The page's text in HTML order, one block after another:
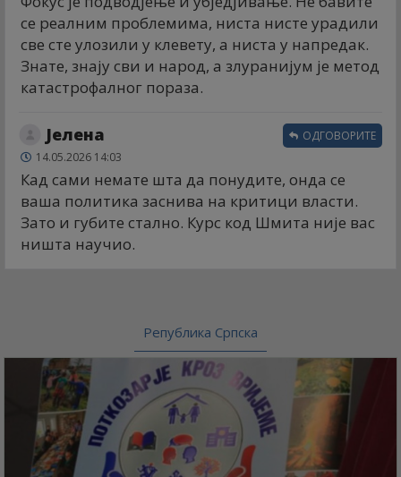
се реалним проблемима, ниста нисте урадили
све сте улозили у клевету, а ниста у напредак.
Знате, знају сви и народ, а злуранијум је метод
катастрофалног пораза.
Јелена
14.05.2026 14:03
Кад сами немате шта да понудите, онда се
ваша политика заснива на критици власти.
Зато и губите стално. Курс код Шмита није вас
ништа научио.
ОДГОВОРИТЕ
Република Српска